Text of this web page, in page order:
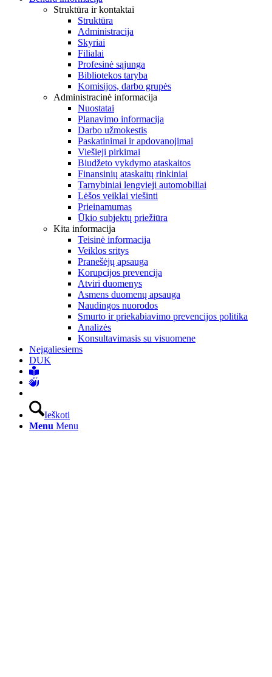
Struktūra ir kontaktai
Struktūra
Administracija
Skyriai
Filialai
Profesinė sąjunga
Bibliotekos taryba
Komisijos, darbo grupės
Administracinė informacija
Nuostatai
Planavimo informacija
Darbo užmokestis
Paskatinimai ir apdovanojimai
Viešieji pirkimai
Biudžeto vykdymo ataskaitos
Finansinių ataskaitų rinkiniai
Tarnybiniai lengvieji automobiliai
Lėšos veiklai viešinti
Prieinamumas
Ūkio subjektų priežiūra
Kita informacija
Teisinė informacija
Veiklos sritys
Pranešėjų apsauga
Korupcijos prevencija
Atviri duomenys
Asmens duomenų apsauga
Naudingos nuorodos
Smurto ir priekabiavimo prevencijos politika
Analizės
Konsultavimasis su visuomene
Neįgaliesiems
DUK
Ieškoti
Menu Menu